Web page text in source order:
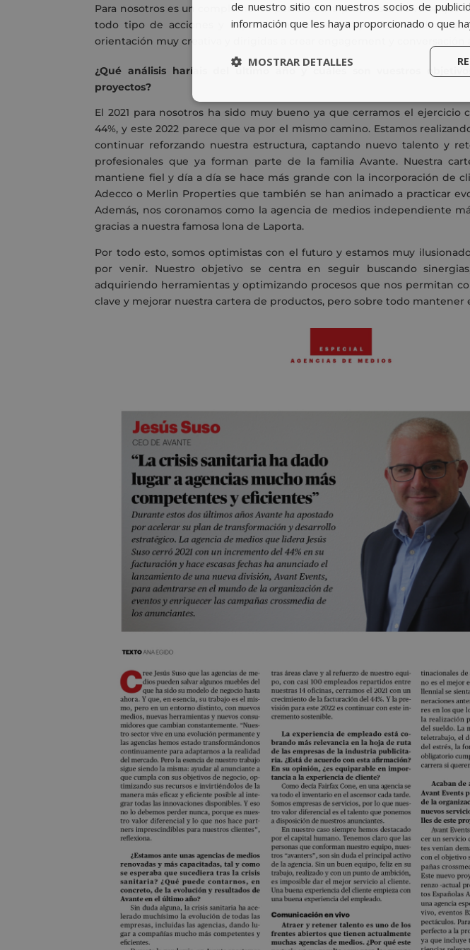
Para nosotros es un complemento perfecto a la propuesta de valor que
todo tipo de acciones y experiencias relevantes y diferenciadoras
orientación muy creativa y dirigidas a crear engagement y conversación
¿Qué análisis haríais del último año y cuáles son vuestros
proyectos?
El 2021 para nosotros ha sido muy bueno ya que cerramos el ejercicio
44%, y este 2022 parece que va por el mismo camino. Estamos
continuar reforzando nuestra estructura, captando nuevo talento y
profesionales que ya forman parte de la familia Avante. Nuestra
mantiene fiel y día a día se hace más grande con la incorporación de
Adecco o Merlin Properties que también se han animado a practicar
Además, nos coronamos como la agencia de medios independiente
gracias a nuestra famosa lona de Laporta.
Por todo esto, somos optimistas con el futuro y estamos muy
por venir. Nuestro objetivo se centra en seguir buscando
adquiriendo herramientas y optimizando procesos que nos permitan
clave y mejorar nuestra cartera de productos, pero sobre todo mantener
de nuestro sitio con nuestros socios de
información que les haya proporcionado o que
MOSTRAR DETALLES